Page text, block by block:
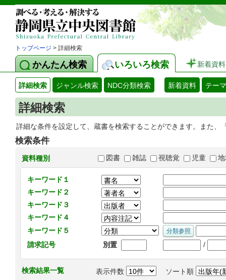
トップページ > 詳細検索
かんたん検索 いろいろ検索 新着資料
詳細検索 ジャンル検索 NDC分類検索 新着資料 テー
詳細検索
詳細な条件を設定して、蔵書を検索することができます。また
検索条件
資料種別 図書 雑誌 視聴覚 児童
キーワード１
キーワード２
キーワード３
キーワード４
キーワード５
請求記号
別置 /
検索結果一覧 表示件数 ソート順